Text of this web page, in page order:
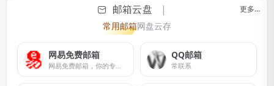
邮箱云盘
常用邮箱网盘云存
更多…
网易免费邮箱
网易免费邮箱，你的专业电子邮局
QQ邮箱
常联系